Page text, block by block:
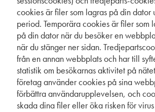
cookies är filer som lagras på din dator
period. Temporära cookies är filer som
på din dator när du besöker en
när du stänger ner sidan.
från en annan webbplats och har till
statistik om besökarnas aktivitet på
företag använder cookies på sina
förbättra användarupplevelsen, och
skada dina filer eller öka risken för